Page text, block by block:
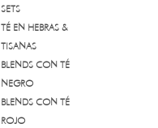
SETS
TÉ EN HEBRAS &
TISANAS
BLENDS CON TÉ
NEGRO
BLENDS CON TÉ
ROJO